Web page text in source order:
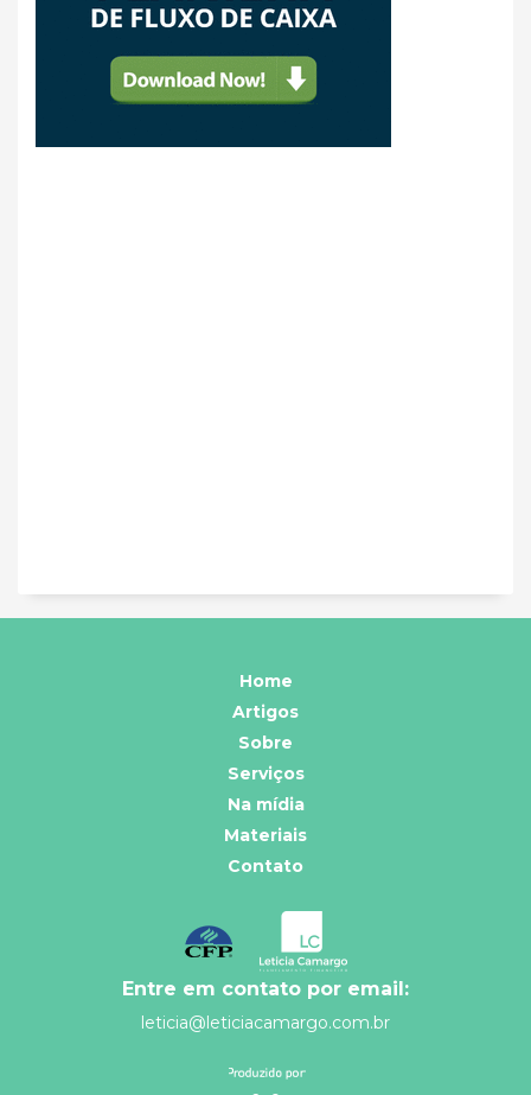
Home
Artigos
Sobre
Serviços
Na mídia
Materiais
Contato
Entre em contato por email:
leticia@leticiacamargo.com.br